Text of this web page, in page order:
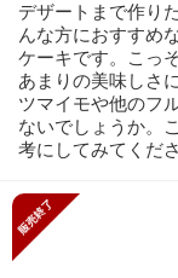
デザートまで作り
んな方におすすめ
ケーキです。こっ
あまりの美味しさ
ツマイモや他のフ
ないでしょうか。
考にしてみてくださ